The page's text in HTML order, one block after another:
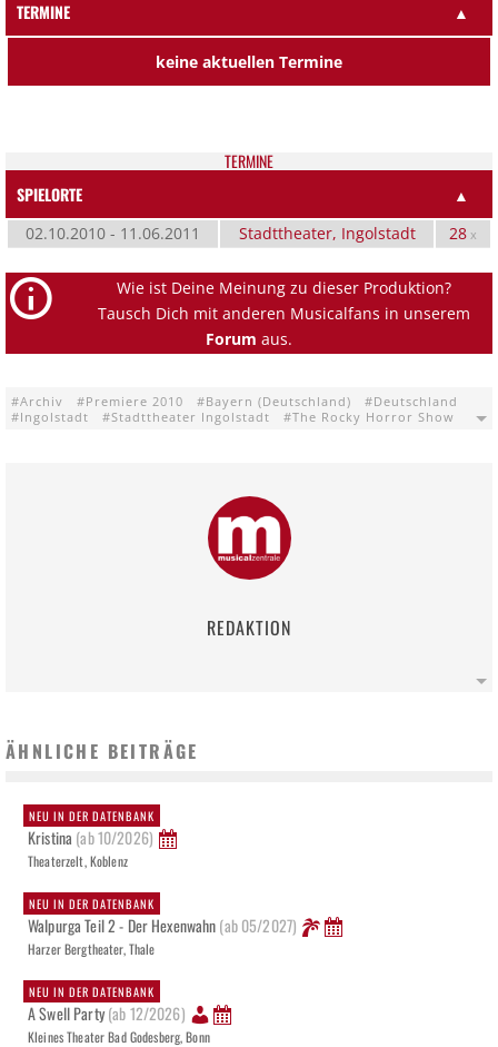
TERMINE ▲
keine aktuellen Termine
TER­MI­NE
SPIELORTE
▲
02.10.2010 - 11.06.2011 Stadttheater, Ingolstadt 28 x
Wie ist Deine Meinung zu dieser Produktion?
Tausch Dich mit anderen Musicalfans in unserem
Forum aus.
Archiv Premiere 2010 Bayern (Deutschland)
Deutschland
Ingolstadt
Stadttheater Ingolstadt The Rocky Horror Show
REDAKTION
ÄHNLICHE BEITRÄGE
NEU IN DER DATENBANK
Kristina (ab 10/2026)
Theaterzelt, Koblenz
NEU IN DER DATENBANK
Walpurga Teil 2 - Der Hexenwahn(ab 05/2027)
Harzer Bergtheater, Thale
NEU IN DER DATENBANK
A Swell Party(ab 12/2026)
Kleines Theater Bad Godesberg, Bonn